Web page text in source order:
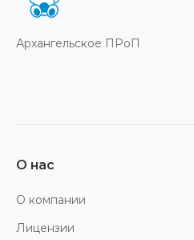
Архангельское ПРоП
О нас
О компании
Лицензии